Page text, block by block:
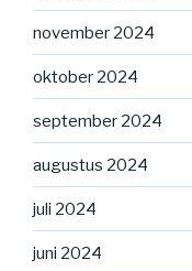
november 2024
oktober 2024
september 2024
augustus 2024
juli 2024
juni 2024